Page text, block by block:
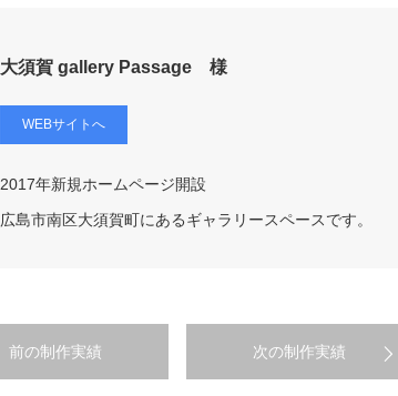
大須賀 gallery Passage 様
WEBサイトへ
2017年新規ホームページ開設
広島市南区大須賀町にあるギャラリースペースです。
前の制作実績 次の制作実績